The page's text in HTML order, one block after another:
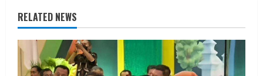
u
e
R
RELATED NEWS